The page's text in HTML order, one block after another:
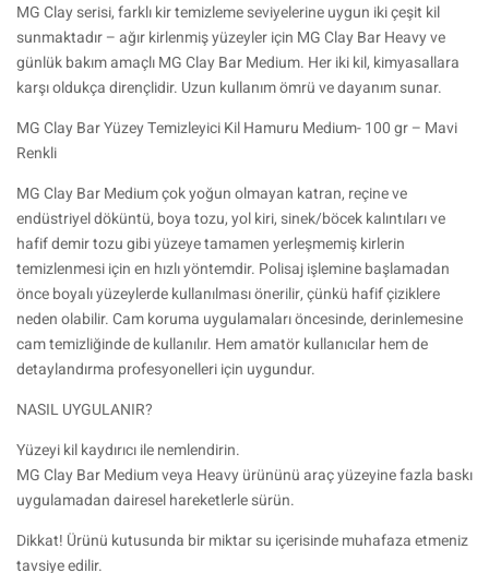
MG Clay serisi, farklı kir temizleme seviyelerine uygun iki çeşit kil
sunmaktadır – ağır kirlenmiş yüzeyler için MG Clay Bar Heavy ve
günlük bakım amaçlı MG Clay Bar Medium. Her iki kil, kimyasallara
karşı oldukça dirençlidir. Uzun kullanım ömrü ve dayanım sunar.
MG Clay Bar Yüzey Temizleyici Kil Hamuru Medium- 100 gr – Mavi
Renkli
MG Clay Bar Medium çok yoğun olmayan katran, reçine ve
endüstriyel döküntü, boya tozu, yol kiri, sinek/böcek kalıntıları ve
hafif demir tozu gibi yüzeye tamamen yerleşmemiş kirlerin
temizlenmesi için en hızlı yöntemdir. Polisaj işlemine başlamadan
önce boyalı yüzeylerde kullanılması önerilir, çünkü hafif çiziklere
neden olabilir. Cam koruma uygulamaları öncesinde, derinlemesine
cam temizliğinde de kullanılır. Hem amatör kullanıcılar hem de
detaylandırma profesyonelleri için uygundur.
NASIL UYGULANIR?
Yüzeyi kil kaydırıcı ile nemlendirin.
MG Clay Bar Medium veya Heavy ürününü araç yüzeyine fazla baskı
uygulamadan dairesel hareketlerle sürün.
Dikkat! Ürünü kutusunda bir miktar su içerisinde muhafaza etmeniz
tavsiye edilir.